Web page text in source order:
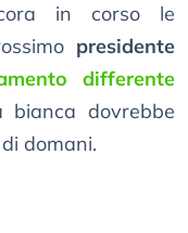
in corso le
presidente
differente
dovrebbe
domani.